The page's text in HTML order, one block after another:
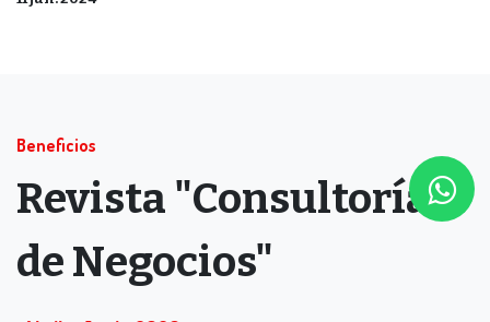
Beneficios
Revista "Consultoría
de Negocios"